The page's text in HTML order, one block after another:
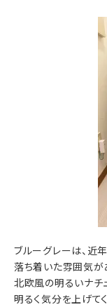
ブルーグレーは、近
落ち着いた雰囲気が
北欧風の明るいナチ
明るく気分を上げてく